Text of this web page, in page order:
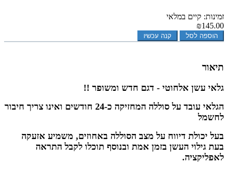
זמינות: קיים במלאי
₪145.00
הוספה לסל קנה עכשיו
תיאור
גלאי עשן אלחוטי - דגם חדש ומשופר !!
הגלאי עובד על סוללה המחזיקה כ-24 חודשים ואינו צריך חיבור
לחשמל
בעל יכולת דיווח על מצב הסוללה באחוזים, משמיע אזעקה
בעת גילוי העשן בזמן אמת ובנוסף תוכלו לקבל התראה
לאפליקציה.